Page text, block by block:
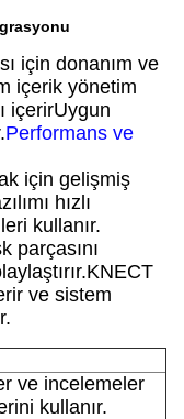
için donanım ve
içerik yönetim
içerirUygun
Performans ve
için gelişmiş
hızlı
kullanır.
parçasını
ve sistem
ve incelemeler
kullanır.